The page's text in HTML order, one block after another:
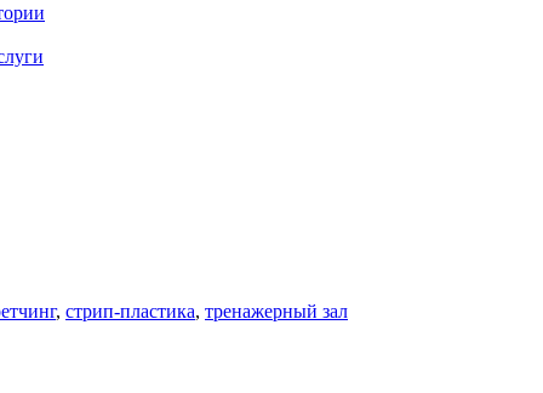
, стрип-пластика, тренажерный зал